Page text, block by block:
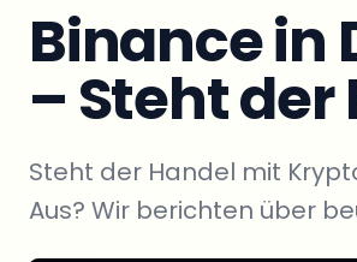
Binance in
– Steht der
Steht der Handel mit
Aus? Wir berichten über